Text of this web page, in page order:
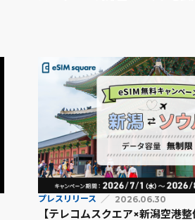
プレスリリース 2026.06.30
【テレコムスクエア×新潟空港整